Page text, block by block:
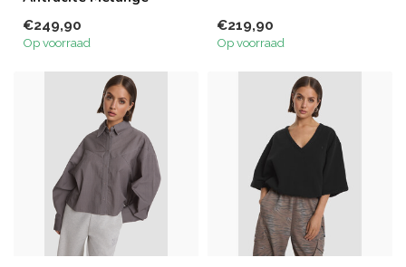
€249,90
Op voorraad
€219,90
Op voorraad